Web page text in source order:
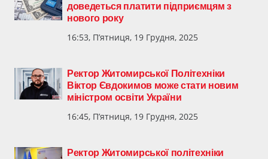
доведеться платити підприємцям з
нового року
16:53, П’ятниця, 19 Грудня, 2025
Ректор Житомирської Політехніки
Віктор Євдокимов може стати новим
міністром освіти України
16:45, П’ятниця, 19 Грудня, 2025
Ректор Житомирської політехніки